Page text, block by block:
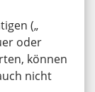
(„
oder
können
nicht